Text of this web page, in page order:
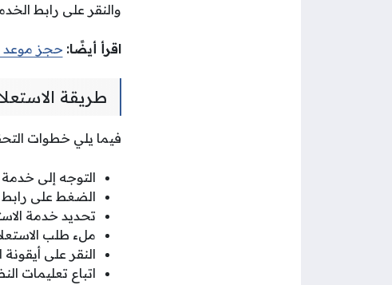
والنقر على رابط
اقرأ أيضًا: حجز موعد
طريقة
فيما يلي خطوات
التوجه إلى
الضغط على
تحديد خدمة
ملء طلب
النقر على أيقونة
اتباع تعليمات